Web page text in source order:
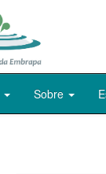
Sobre